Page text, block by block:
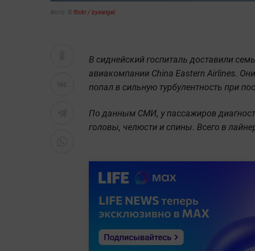
Фото: © flickr / byeangel
В сиднейский госпиталь доставили
авиакомпании China Eastern Airlines.
попал в сильную турбулентность при
По данным СМИ, у пассажиров
головы, челюсти и спины. Всего в